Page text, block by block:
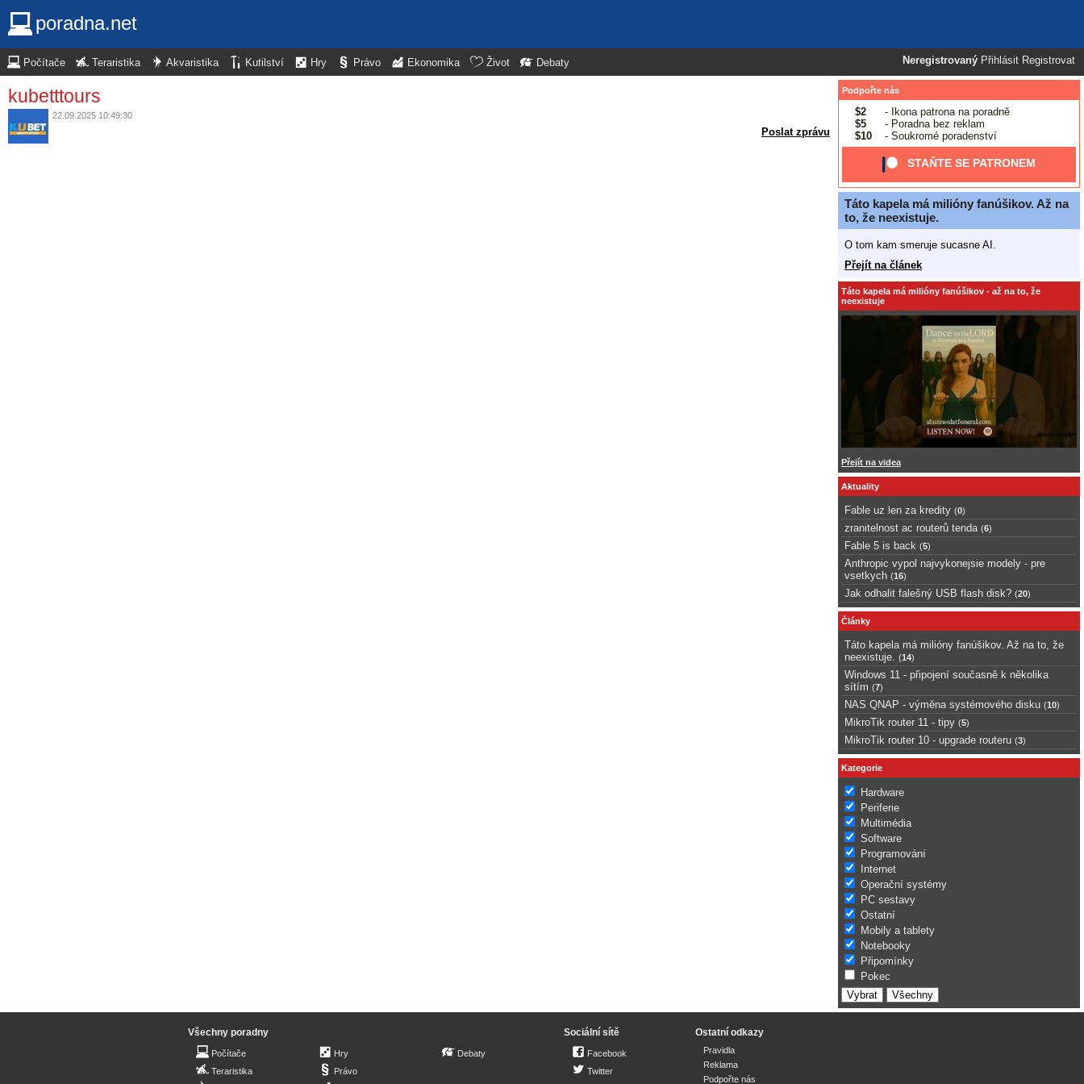
poradna.net
Neregistrovaný Přihlásit Registrovat
Počítače Teraristika Akvaristika Kutilství Hry Právo Ekonomika Život Debaty
kubetttours
22.09.2025 10:49:30
Poslat zprávu
Podpořte nás
$2
- Ikona patrona na poradně
$5
- Poradna bez reklam
$10
- Soukromé poradenství
STAŇTE SE PATRONEM
Táto kapela má milióny fanúšikov. Až na
to, že neexistuje.
O tom kam smeruje sucasne AI.
Přejít na článek
Táto kapela má milióny fanúšikov - až na to, že
neexistuje
Přejít na videa
Aktuality
Fable uz len za kredity (0)
zranitelnost ac routerů tenda (6)
Fable 5 is back (5)
Anthropic vypol najvykonejsie modely - pre
vsetkych (16)
Jak odhalit falešný USB flash disk? (20)
Články
Táto kapela má milióny fanúšikov. Až na to, že
neexistuje.
(14)
Windows 11 - připojení současně k několika
sítím (7)
NAS QNAP - výměna systémového disku (10)
MikroTik router 11 - tipy (5)
MikroTik router 10 - upgrade routeru (3)
Kategorie
Hardware
Periferie
Multimédia
Software
Programování
Internet
Operační systémy
PC sestavy
Ostatní
Mobily a tablety
Notebooky
Připomínky
Pokec
Všechny poradny
Počítače
Teraristika
Hry
Právo
Debaty
Sociální sítě
Facebook
Twitter
Ostatní odkazy
Pravidla
Reklama
Podpořte nás